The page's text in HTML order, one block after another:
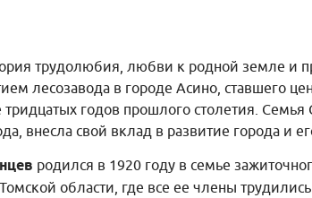
трудолюбия, любви к родной земле и
лесозавода в городе Асино, ставшего
годов прошлого столетия.
внесла свой вклад в развитие города и
родился в 1920 году в семье
области, где все ее члены